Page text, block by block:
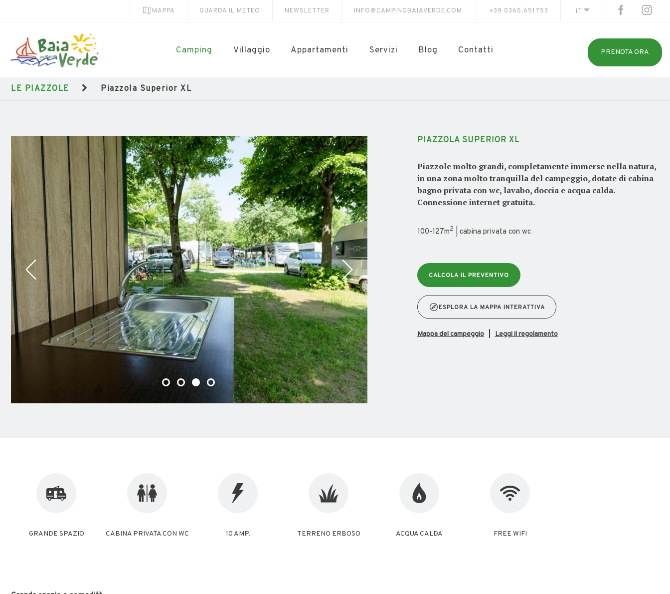
MAPPA GUARDA IL METEO NEWSLETTER INFO@CAMPINGBAIAVERDE.COM +39 0365.651753 IT
Camping Villaggio Appartamenti Servizi Blog Contatti PRENOTA ORA
LE PIAZZOLE Piazzola Superior XL
PIAZZOLA SUPERIOR XL
Piazzole molto grandi, completamente immerse nella natura,
in una zona molto tranquilla del campeggio, dotate di cabina
bagno privata con wc, lavabo, doccia e acqua calda.
Connessione internet gratuita.
100-127m2 | cabina privata con wc
CALCOLA IL PREVENTIVO
ESPLORA LA MAPPA INTERATTIVA
mappa del campeggio Leggi il regolamento
GRANDE SPAZIO CABINA PRIVATA CON WC 10 AMP. TERRENO ERBOSO ACQUA CALDA FREE WIFI